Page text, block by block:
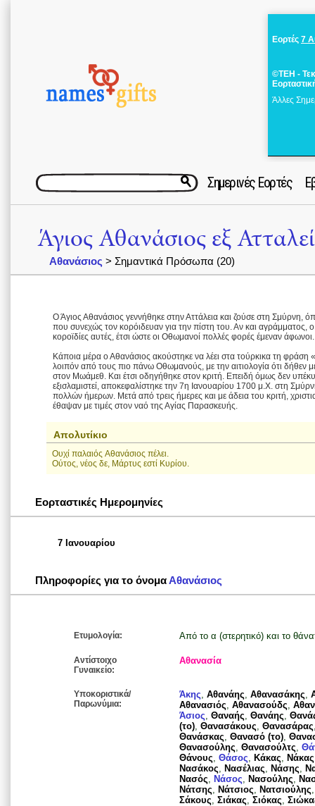
Εορτές 7
©ΤΕΗ -
Άλλες
Σημερινές Εορτές
Άγιος Αθανάσιος εξ
Αθανάσιος > Σημαντικά Πρόσωπα (20)
Ο Άγιος Αθανάσιος γεννήθηκε στην Αττάλεια και ζούσε στη
που συνεχώς τον κορόιδευαν για την πίστη του. Αν και αγράμματος,
κοροϊδίες αυτές, έτσι ώστε οι Οθωμανοί πολλές φορές έμεναν άφωνοι.
Κάποια μέρα ο Αθανάσιος ακούστηκε να λέει στα τούρκικα τη
λοιπόν από τους πιο πάνω Οθωμανούς, με την αιτιολογία ότι δήθεν
στον Μωάμεθ. Και έτσι οδηγήθηκε στον κριτή. Επειδή όμως δεν
εξισλαμιστεί, αποκεφαλίστηκε την 7η Ιανουαρίου 1700 μ.Χ. στη
πολλών ήμερων. Μετά από τρεις ήμερες και με άδεια του κριτή,
έθαψαν με τιμές στον ναό της Αγίας Παρασκευής.
Απολυτίκιο
Ουχί παλαιός Aθανάσιος πέλει.
Ούτος, νέος δε, Μάρτυς εστί Κυρίου.
Εορταστικές Ημερομηνίες
7 Ιανουαρίου
Πληροφορίες για το όνομαΑθανάσιος
Ετυμολογία: Από το α (στερητικό) και το
Αντίστοιχο
Γυναικείο:
Αθανασία
Υποκοριστικά/
Παρωνύμια:
Άκης, Αθανάης, Αθανασάκης,
Αθανασιός, Αθανασούδς,
Άσιος, Θαναής, Θανάης,
(το), Θανασάκους, Θανασάρας
Θανάσκας, Θανασό (το),
Θανασούλης, Θανασούλτς,
Θάνους, Θάσος, Κάκας, Νάκας
Νασάκος, Νασέλιας, Νάσης,
Νασός, Νάσος, Νασούλης,
Νάτσης, Νάτσιος, Νατσιούλης
Σάκους, Σιάκας, Σιόκας,